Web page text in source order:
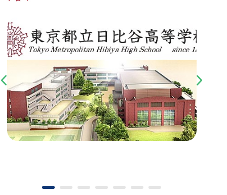
Previous Next